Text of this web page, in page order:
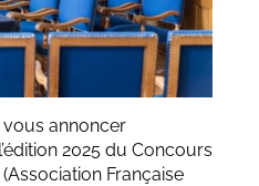
annoncer
2025 du Concours
Française